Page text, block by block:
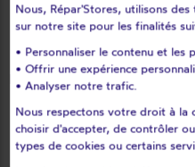
Saint-antonin-du-var
Saint-cyr-sur-mer
Saint-maximin-la-sainte-
baum
Saint-zacharie
Sainte-maxime
Nous, Répar'Stores, utilisons
sur notre site pour les finalités
• Personnaliser le contenu et les
• Offrir une expérience
• Analyser notre trafic.
Nous respectons votre droit à la
choisir d'accepter, de contrôler
types de cookies ou certains